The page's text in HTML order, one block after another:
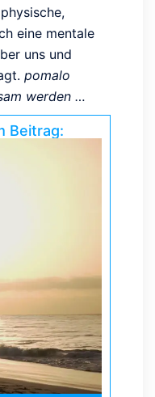
eine mentale
uns und
pomalo
werden …
Beitrag: